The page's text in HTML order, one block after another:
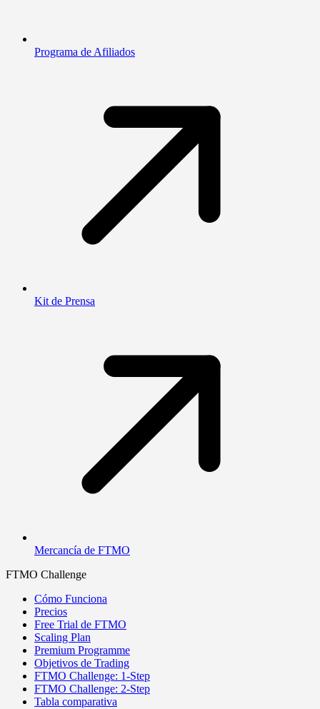
Programa de Afiliados
Kit de Prensa
Mercancía de FTMO
FTMO Challenge
Cómo Funciona
Precios
Free Trial de FTMO
Scaling Plan
Premium Programme
Objetivos de Trading
FTMO Challenge: 1-Step
FTMO Challenge: 2-Step
Tabla comparativa